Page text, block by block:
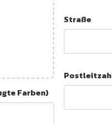
Straße
Farben)